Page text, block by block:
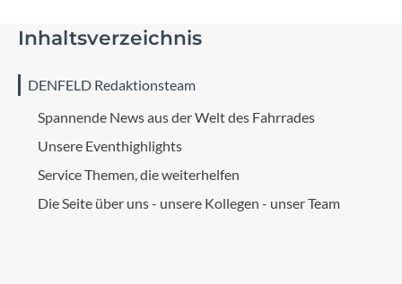
Inhaltsverzeichnis
DENFELD Redaktionsteam
Spannende News aus der Welt des Fahrrades
Unsere Eventhighlights
Service Themen, die weiterhelfen
Die Seite über uns - unsere Kollegen - unser Team